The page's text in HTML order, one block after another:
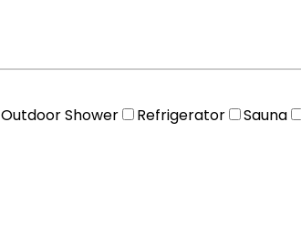
Outdoor Shower Refrigerator Sauna